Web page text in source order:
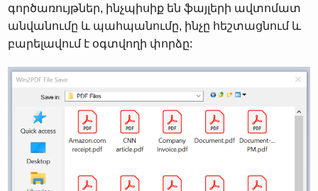
գործառույթներ, ինչպիսիք են ֆայլերի ավտոմատ
անվանումը և պահպանումը, ինչը հեշտացնում և
բարելավում է օգտվողի փորձը: